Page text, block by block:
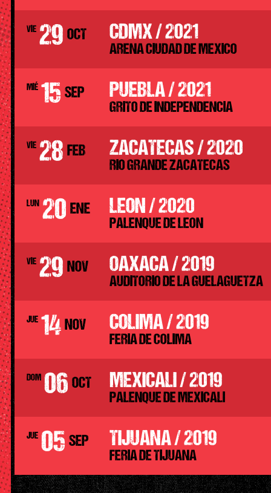
VIE 29 OCT CDMX / 2021
ARENA CIUDAD DE MEXICO
MIÉ 15 SEP PUEBLA / 2021
GRITO DE INDEPENDENCIA
VIE 28 FEB ZACATECAS / 2020
RIO GRANDE ZACATECAS
LUN 20 ENE LEON / 2020
PALENQUE DE LEON
VIE 29 NOV OAXACA / 2019
AUDITORIO DE LA GUELAGUETZA
JUE 14 NOV COLIMA / 2019
FERIA DE COLIMA
DOM 06 OCT MEXICALI / 2019
PALENQUE DE MEXICALI
JUE 05 SEP TIJUANA / 2019
FERIA DE TIJUANA